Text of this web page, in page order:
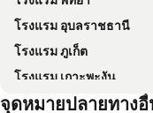
โรงแรม อุบลราชธานี
โรงแรม ภูเก็ต
โรงแรม เกาะพะงัน
โรงแรม เกาะหลีเป๊ะ
จุดหมายปลายทางอื่